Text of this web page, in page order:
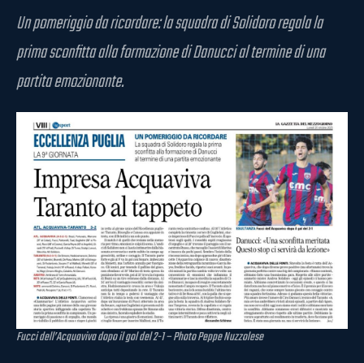
Un pomeriggio da ricordare: la squadra di Solidoro regala la
prima sconfitta alla formazione di Danucci al termine di una
partita emozionante.
Fucci dell’Acquaviva dopo il gol del 2-1 – Photo Peppe Nuzzolese